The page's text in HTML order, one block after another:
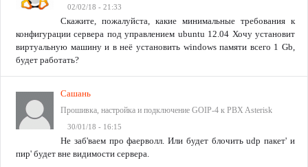
02/02/18 - 21:33
Скажите, пожалуйста, какие минимальные требования к
конфигурации сервера под управлением ubuntu 12.04 Хочу установит
виртуальную машину и в неё установить windows памяти всего 1 Gb,
будет работать?
Сашань
Прошивка, настройка и подключение GOIP-4 к PBX Asterisk
30/01/18 - 16:15
Не заб'ваем про фаерволл. Или будет блочить udp пакет' и
пир' будет вне видимости сервера.